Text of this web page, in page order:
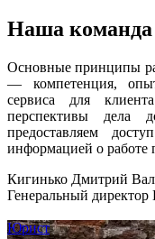
Наша команда
Основные принципы
— компетенция,
сервиса для
перспективы дела
предоставляем
информацией о работе
Кигинько Дмитрий
Генеральный
Юрист